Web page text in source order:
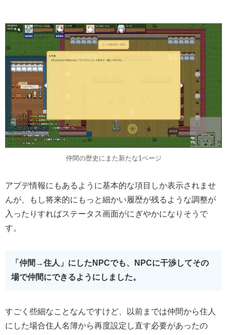
仲間の歴史にまた新たな1ページ
アプデ情報にもあるように基本的な項目しか表示されませ
んが、もし将来的にもっと細かい履歴が残るような調整が
入ったりすればステータス画面がにぎやかになりそうで
す。
「仲間→住人」にしたNPCでも、NPCに干渉してその
場で仲間にできるようにしました。
すごく些細なことなんですけど、以前までは仲間から住人
にした場合住人名簿から再度設定し直す必要があったの